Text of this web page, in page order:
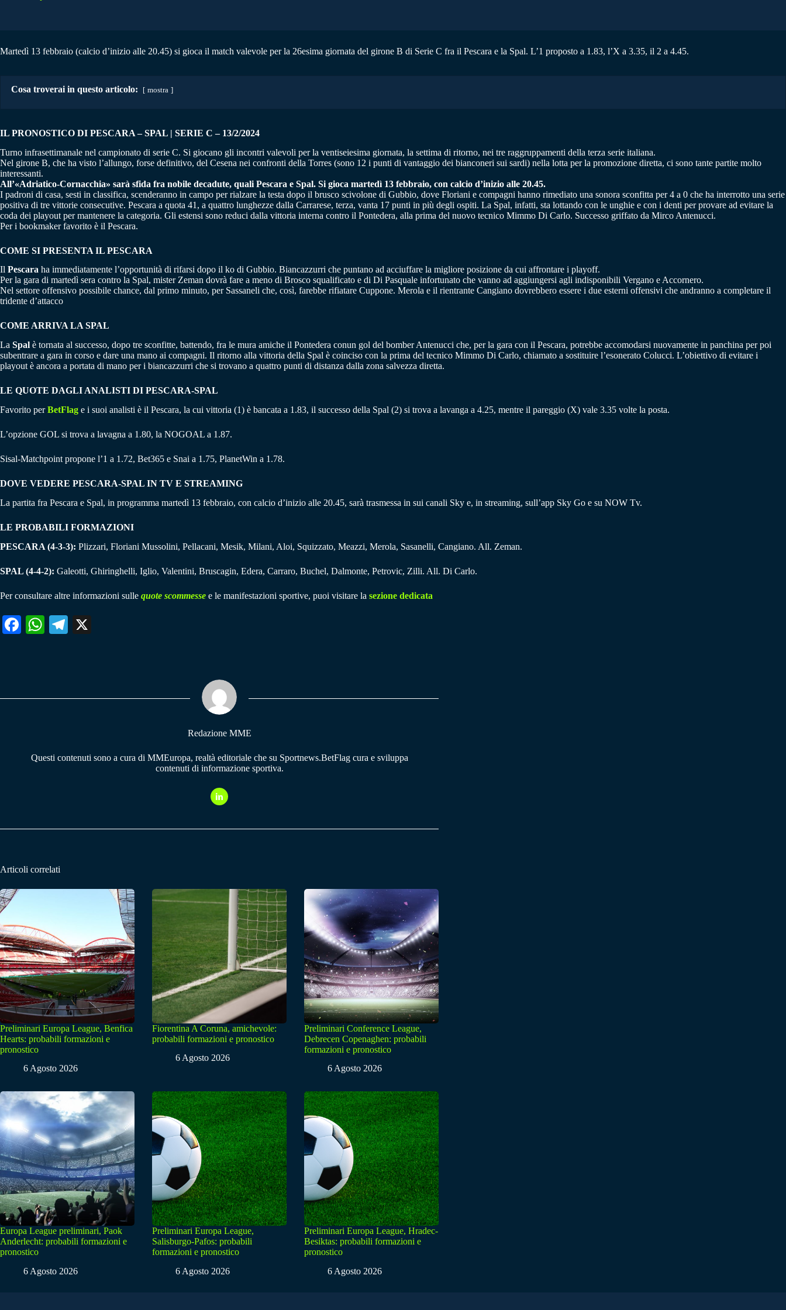
Martedì 13 febbraio (calcio d’inizio alle 20.45) si gioca il match valevole per la 26esima giornata del girone B di Serie C fra il Pescara e la Spal. L’1 proposto a 1.83, l’X a 3.35, il 2 a 4.45.
Cosa troverai in questo articolo: mostra
IL PRONOSTICO DI PESCARA – SPAL | SERIE C – 13/2/2024
Turno infrasettimanale nel campionato di serie C. Si giocano gli incontri valevoli per la ventiseiesima giornata, la settima di ritorno, nei tre raggruppamenti della terza serie italiana.
Nel girone B, che ha visto l’allungo, forse definitivo, del Cesena nei confronti della Torres (sono 12 i punti di vantaggio dei bianconeri sui sardi) nella lotta per la promozione diretta, ci sono tante partite molto
interessanti.
All’«Adriatico-Cornacchia» sarà sfida fra nobile decadute, quali Pescara e Spal. Si gioca martedì 13 febbraio, con calcio d’inizio alle 20.45.
I padroni di casa, sesti in classifica, scenderanno in campo per rialzare la testa dopo il brusco scivolone di Gubbio, dove Floriani e compagni hanno rimediato una sonora sconfitta per 4 a 0 che ha interrotto una serie
positiva di tre vittorie consecutive. Pescara a quota 41, a quattro lunghezze dalla Carrarese, terza, vanta 17 punti in più degli ospiti. La Spal, infatti, sta lottando con le unghie e con i denti per provare ad evitare la
coda dei playout per mantenere la categoria. Gli estensi sono reduci dalla vittoria interna contro il Pontedera, alla prima del nuovo tecnico Mimmo Di Carlo. Successo griffato da Mirco Antenucci.
Per i bookmaker favorito è il Pescara.
COME SI PRESENTA IL PESCARA
Il Pescara ha immediatamente l’opportunità di rifarsi dopo il ko di Gubbio. Biancazzurri che puntano ad acciuffare la migliore posizione da cui affrontare i playoff.
Per la gara di martedì sera contro la Spal, mister Zeman dovrà fare a meno di Brosco squalificato e di Di Pasquale infortunato che vanno ad aggiungersi agli indisponibili Vergano e Accornero.
Nel settore offensivo possibile chance, dal primo minuto, per Sassaneli che, così, farebbe rifiatare Cuppone. Merola e il rientrante Cangiano dovrebbero essere i due esterni offensivi che andranno a completare il
tridente d’attacco
COME ARRIVA LA SPAL
La Spal è tornata al successo, dopo tre sconfitte, battendo, fra le mura amiche il Pontedera conun gol del bomber Antenucci che, per la gara con il Pescara, potrebbe accomodarsi nuovamente in panchina per poi
subentrare a gara in corso e dare una mano ai compagni. Il ritorno alla vittoria della Spal è coinciso con la prima del tecnico Mimmo Di Carlo, chiamato a sostituire l’esonerato Colucci. L’obiettivo di evitare i
playout è ancora a portata di mano per i biancazzurri che si trovano a quattro punti di distanza dalla zona salvezza diretta.
LE QUOTE DAGLI ANALISTI DI PESCARA-SPAL
Favorito perBetFlag e i suoi analisti è il Pescara, la cui vittoria (1) è bancata a 1.83, il successo della Spal (2) si trova a lavanga a 4.25, mentre il pareggio (X) vale 3.35 volte la posta.
L’opzione GOL si trova a lavagna a 1.80, la NOGOAL a 1.87.
Sisal-Matchpoint propone l’1 a 1.72, Bet365 e Snai a 1.75, PlanetWin a 1.78.
DOVE VEDERE PESCARA-SPAL IN TV E STREAMING
La partita fra Pescara e Spal, in programma martedì 13 febbraio, con calcio d’inizio alle 20.45, sarà trasmessa in sui canali Sky e, in streaming, sull’app Sky Go e su NOW Tv.
LE PROBABILI FORMAZIONI
PESCARA (4-3-3): Plizzari, Floriani Mussolini, Pellacani, Mesik, Milani, Aloi, Squizzato, Meazzi, Merola, Sasanelli, Cangiano. All. Zeman.
SPAL (4-4-2): Galeotti, Ghiringhelli, Iglio, Valentini, Bruscagin, Edera, Carraro, Buchel, Dalmonte, Petrovic, Zilli. All. Di Carlo.
Per consultare altre informazioni sulle quote scommesse e le manifestazioni sportive, puoi visitare la sezione dedicata
Fa W
pp
Te
m
Redazione MME
Questi contenuti sono a cura di MMEuropa, realtà editoriale che su Sportnews.BetFlag cura e sviluppa
contenuti di informazione sportiva.
Articoli correlati
Preliminari Europa League, Benfica
Hearts: probabili formazioni e
pronostico
6 Agosto 2026
Fiorentina A Coruna, amichevole:
probabili formazioni e pronostico
6 Agosto 2026
Preliminari Conference League,
Debrecen Copenaghen: probabili
formazioni e pronostico
6 Agosto 2026
Europa League preliminari, Paok
Anderlecht: probabili formazioni e
pronostico
6 Agosto 2026
Preliminari Europa League,
Salisburgo-Pafos: probabili
formazioni e pronostico
6 Agosto 2026
Preliminari Europa League, Hradec-
Besiktas: probabili formazioni e
pronostico
6 Agosto 2026